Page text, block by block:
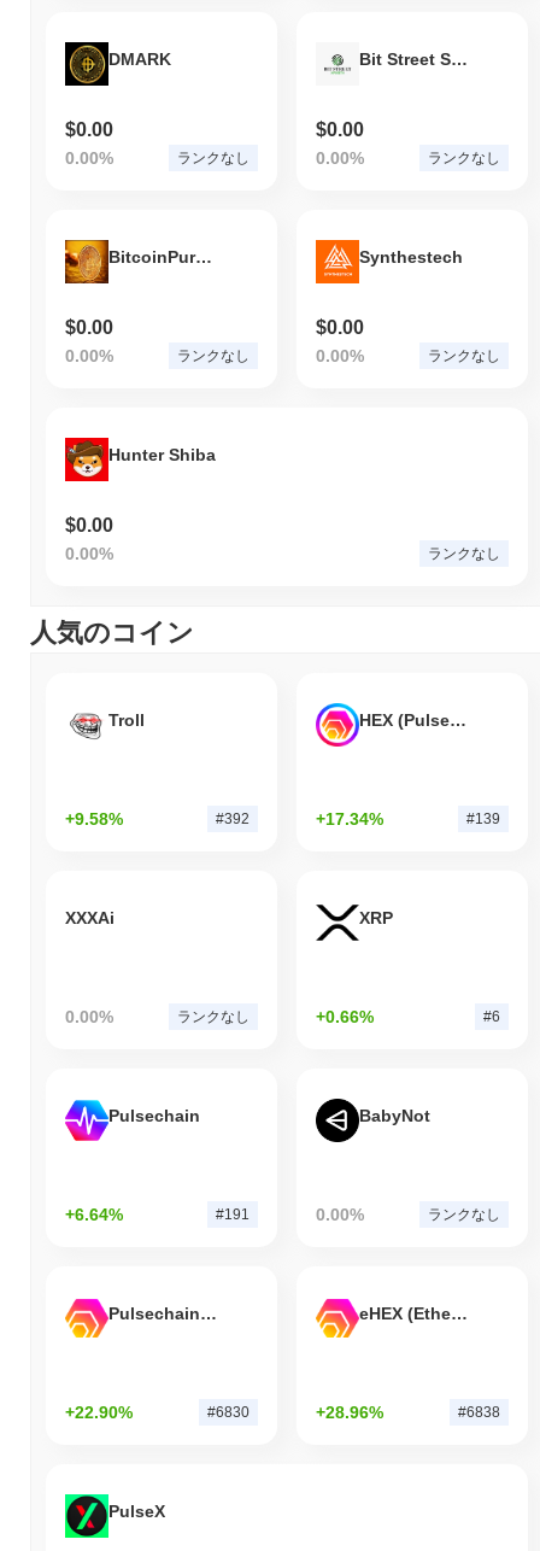
DMARK
$0.00
0.00% ランクなし
Bit Street Sports
$0.00
0.00% ランクなし
BitcoinPureGold
$0.00
0.00% ランクなし
Synthestech
$0.00
0.00% ランクなし
Hunter Shiba
$0.00
0.00% ランクなし
人気のコイン
Troll
+9.58% #392
HEX (Pulsechain)
+17.34% #139
XXXAi
0.00% ランクなし
XRP
+0.66% #6
Pulsechain
+6.64% #191
BabyNot
0.00% ランクなし
Pulsechain Bridged HEX (Pulsechain)
+22.90% #6830
eHEX (Ethereum)
+28.96% #6838
PulseX